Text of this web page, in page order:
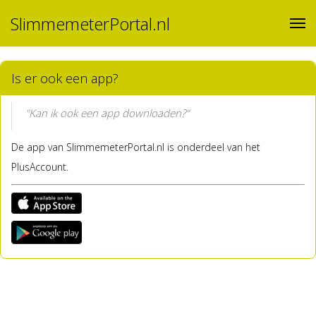
SlimmemeterPortal.nl
Is er ook een app?
"Kan ik ook een app downloaden?"
De app van SlimmemeterPortal.nl is onderdeel van het
PlusAccount.